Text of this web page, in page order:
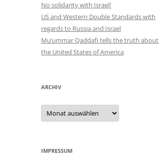
No solidarity with Israel!
US and Western Double Standards with
regards to Russia and Israel
Mu’ummar Qaddafi tells the truth about
the United States of America
ARCHIV
Archiv
IMPRESSUM